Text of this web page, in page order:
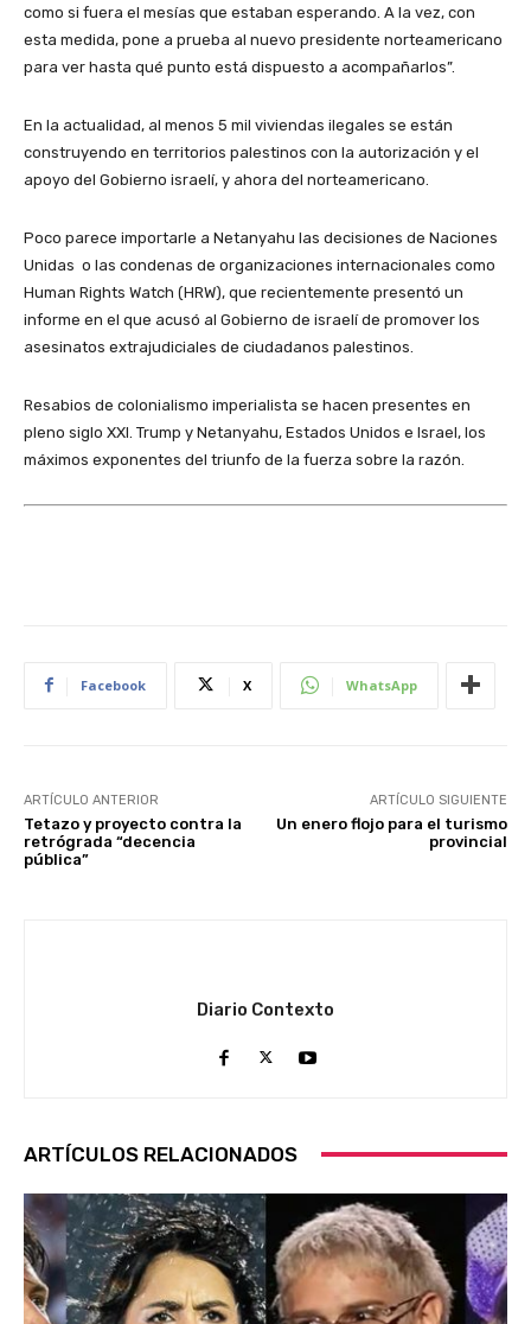
como si fuera el mesías que estaban esperando. A la vez, con
esta medida, pone a prueba al nuevo presidente norteamericano
para ver hasta qué punto está dispuesto a acompañarlos”.
En la actualidad, al menos 5 mil viviendas ilegales se están
construyendo en territorios palestinos con la autorización y el
apoyo del Gobierno israelí, y ahora del norteamericano.
Poco parece importarle a Netanyahu las decisiones de Naciones
Unidas o las condenas de organizaciones internacionales como
Human Rights Watch (HRW), que recientemente presentó un
informe en el que acusó al Gobierno de israelí de promover los
asesinatos extrajudiciales de ciudadanos palestinos.
Resabios de colonialismo imperialista se hacen presentes en
pleno siglo XXI. Trump y Netanyahu, Estados Unidos e Israel, los
máximos exponentes del triunfo de la fuerza sobre la razón.
Facebook X WhatsApp
ARTÍCULO ANTERIOR
Tetazo y proyecto contra la
retrógrada “decencia
pública”
ARTÍCULO SIGUIENTE
Un enero flojo para el turismo
provincial
Diario Contexto
ARTÍCULOS RELACIONADOS